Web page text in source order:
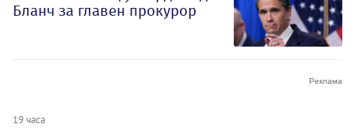
Бланч за главен прокурор
19 часа